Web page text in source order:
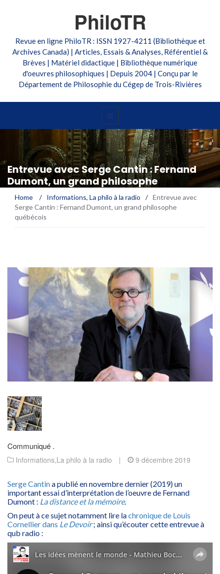
PhiloTR
Revue en ligne PhiloTR : ISSN 1927-4211 (Bibliothèque et
Archives Canada) | Articles, Essais & Analyses, Référentiel &
Brèves | Matériel didactique | Bibliothèque numérique
d'oeuvres philosophiques | Depuis 2004 | Conçu par le
Département de Philosophie du Cégep de Trois-Rivières
Entrevue avec Serge Cantin : Fernand
Dumont, un grand philosophe
québécois
Home / Informations, La philo à la radio / Entrevue avec
Serge Cantin : Fernand Dumont, un grand philosophe
québécois
Communiqué .
Informations,La philo à la radio | 9 décembre 2019
Serge Cantina publié en novembre dernier (2019) un
important essai d’interprétation de l’oeuvre de Fernand
Dumont : La distance et la mémoire.
On peut à ce sujet notamment lire lachronique de Louis
Cornellier dans Le Devoir; ainsi qu’écouter cette entrevue à
qub radio :